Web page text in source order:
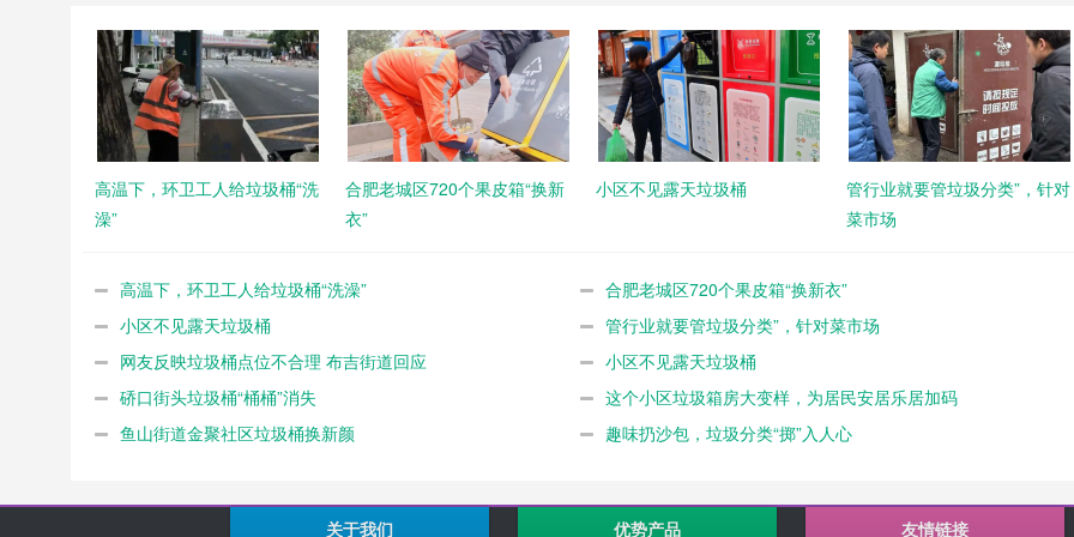
高温下，环卫工人给垃圾桶“洗
澡”
合肥老城区720个果皮箱“换新
衣”
小区不见露天垃圾桶
管行业就要管垃圾分类”，针对
菜市场
高温下，环卫工人给垃圾桶“洗澡”
合肥老城区720个果皮箱“换新衣”
小区不见露天垃圾桶
管行业就要管垃圾分类”，针对菜市场
网友反映垃圾桶点位不合理 布吉街道回应
小区不见露天垃圾桶
硚口街头垃圾桶“桶桶”消失
这个小区垃圾箱房大变样，为居民安居乐居加码
鱼山街道金聚社区垃圾桶换新颜
趣味扔沙包，垃圾分类“掷”入人心
关于我们 优势产品 友情链接